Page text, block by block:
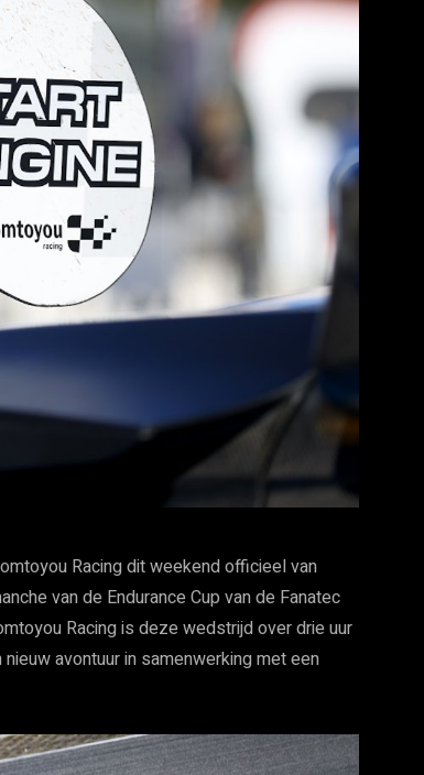
Racing dit weekend officieel van
van de Endurance Cup van de Fanatec
Racing is deze wedstrijd over drie uur
avontuur in samenwerking met een